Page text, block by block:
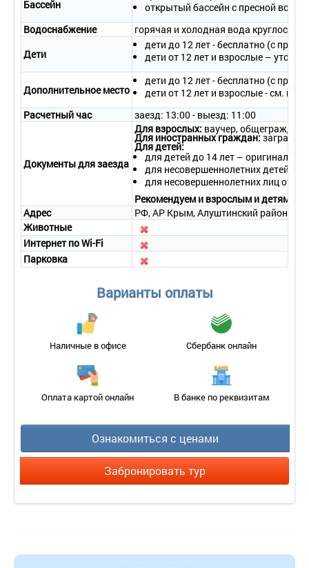
Бассейн
открытый бассейн с пресной
Водоснабжение
горячая и холодная вода
Дети
дети до 12 лет - бесплатно (с
дети от 12 лет и взрослые –
Дополнительное место
дети до 12 лет - бесплатно (с
дети от 12 лет и взрослые - см.
Расчетный час
заезд: 13:00 - выезд: 11:00
Документы для заезда
Для взрослых: ваучер,
Для иностранных граждан:
Для детей:
для детей до 14 лет – оригинал
для несовершеннолетних детей в
для несовершеннолетних лиц от
Рекомендуем и взрослым и детям
Адрес
РФ, АР Крым, Алуштинский район,
Животные
Интернет по Wi-Fi
Парковка
Варианты оплаты
Наличные в офисе Сбербанк онлайн
Оплата картой онлайн В банке по реквизитам
Ознакомиться с ценами
Забронировать тур